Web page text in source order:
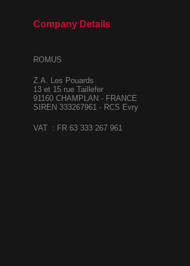
Company Details
ROMUS
Z.A. Les Pouards
13 et 15 rue Taillefer
91160 CHAMPLAN - FRANCE
SIREN 333267961 - RCS Evry
VAT : FR 63 333 267 961